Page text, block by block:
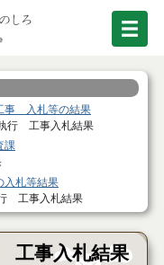
事 入札等の結果
行 工事入札結果
課
入札等結果
工事入札結果
工事入札結果